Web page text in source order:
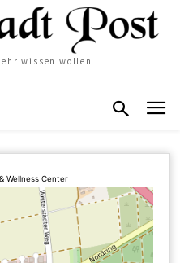
wissen wollen
Wellness Center